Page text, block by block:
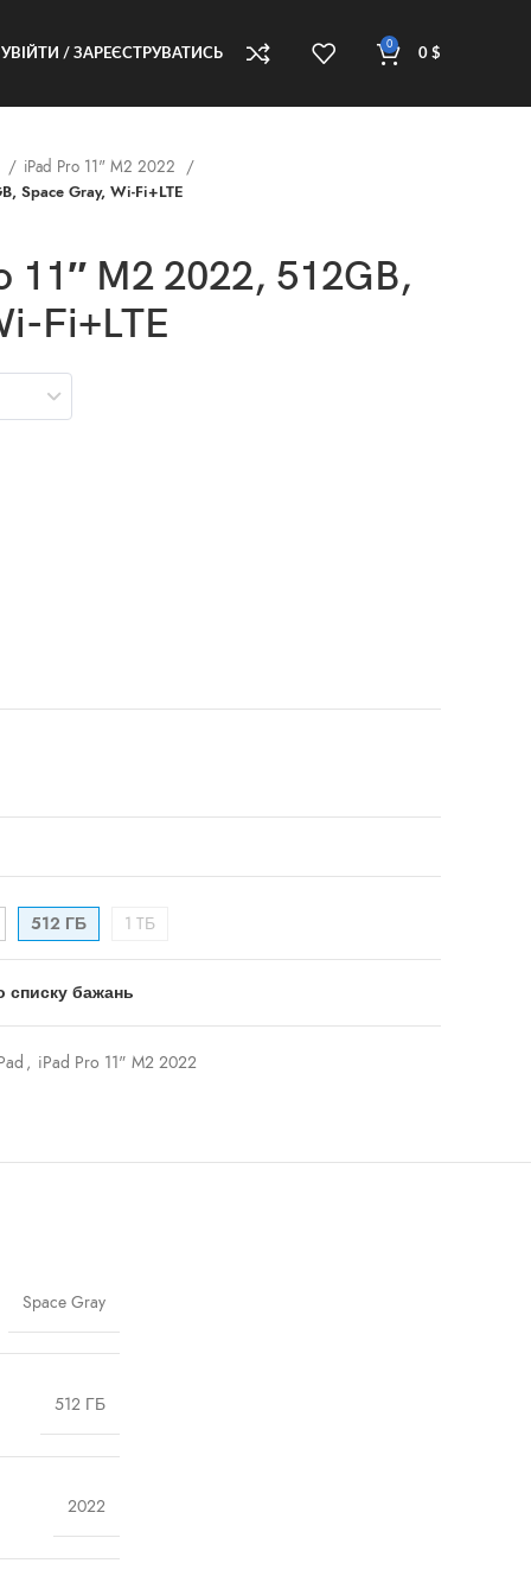
УВІЙТИ / ЗАРЕЄСТРУВАТИСЬ
0
0 $
iPad Pro 11" M2 2022
Space Gray, Wi-Fi+LTE
11″ M2 2022, 512GB,
Fi+LTE
512 ГБ 1 TБ
списку бажань
, iPad Pro 11" M2 2022
Space Gray
512 ГБ
2022